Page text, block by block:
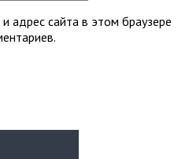
адрес сайта в этом браузере